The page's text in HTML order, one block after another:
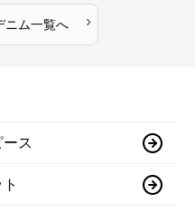
ニム一覧へ ›
ース